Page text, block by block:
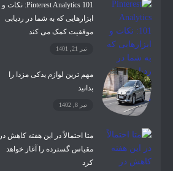
Pinterest Analytics 101: نکات و
ابزارهایی که به شما در ردیابی
موفقیت کمک می کند
تیر 21, 1401
مهم ترین لوازم یدکی مزدا را
بدانید
تیر 8, 1402
متا احتمالاً در این هفته کاهش در
مقیاس گسترده را آغاز خواهد
کرد